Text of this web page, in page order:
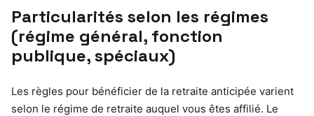
Particularités selon les régimes
(régime général, fonction
publique, spéciaux)
Les règles pour bénéficier de la retraite anticipée varient
selon le régime de retraite auquel vous êtes affilié. Le